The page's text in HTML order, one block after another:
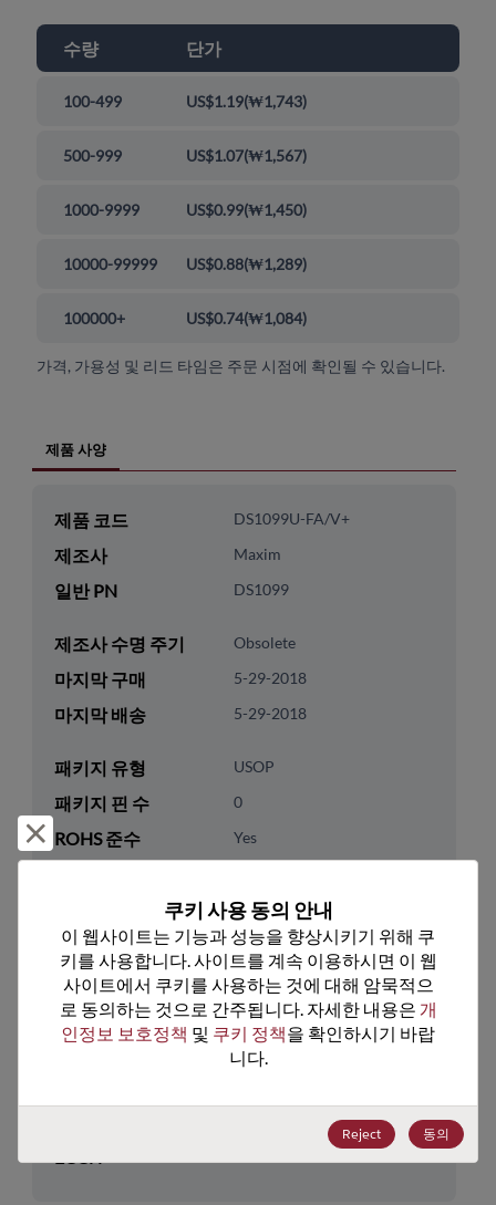
수량 단가
100-499 US$1.19(₩1,743)
500-999 US$1.07(₩1,567)
1000-9999 US$0.99(₩1,450)
10000-99999 US$0.88(₩1,289)
100000+ US$0.74(₩1,084)
가격, 가용성 및 리드 타임은 주문 시점에 확인될 수 있습니다.
제품 사양
제품 코드 DS1099U-FA/V+
제조사 Maxim
일반 PN DS1099
제조사 수명 주기 Obsolete
마지막 구매 5-29-2018
마지막 배송 5-29-2018
패키지 유형 USOP
패키지 핀 수 0
ROHS 준수 Yes
Tube
패키지 수량 50
기술 카테고리 Analog & Mixed Signal
기술 하위 카테고리 Timing
Osc/VCO's/Freq Synth/PLLs
거부 및 닫기
쿠키 사용 동의 안내
이 웹사이트는 기능과 성능을 향상시키기 위해 쿠
키를 사용합니다. 사이트를 계속 이용하시면 이 웹
사이트에서 쿠키를 사용하는 것에 대해 암묵적으
로 동의하는 것으로 간주됩니다. 자세한 내용은 개
인정보 보호정책 및 쿠키 정책을 확인하시기 바랍
니다.
Reject 동의